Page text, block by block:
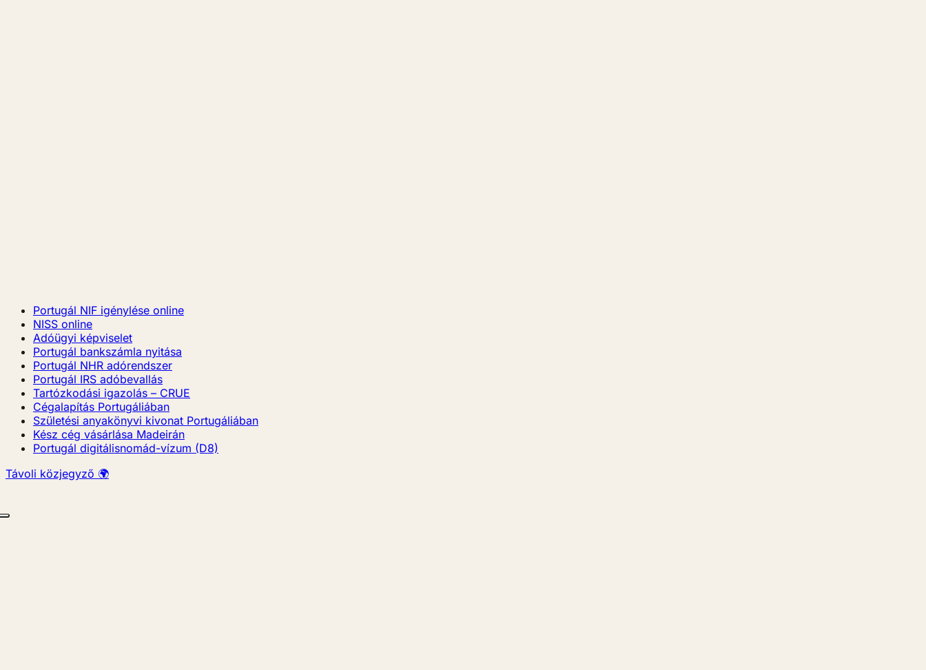
Portugál NIF igénylése online
NISS online
Adóügyi képviselet
Portugál bankszámla nyitása
Portugál NHR adórendszer
Portugál IRS adóbevallás
Tartózkodási igazolás – CRUE
Cégalapítás Portugáliában
Születési anyakönyvi kivonat Portugáliában
Kész cég vásárlása Madeirán
Portugál digitálisnomád-vízum (D8)
Távoli közjegyző 🌍